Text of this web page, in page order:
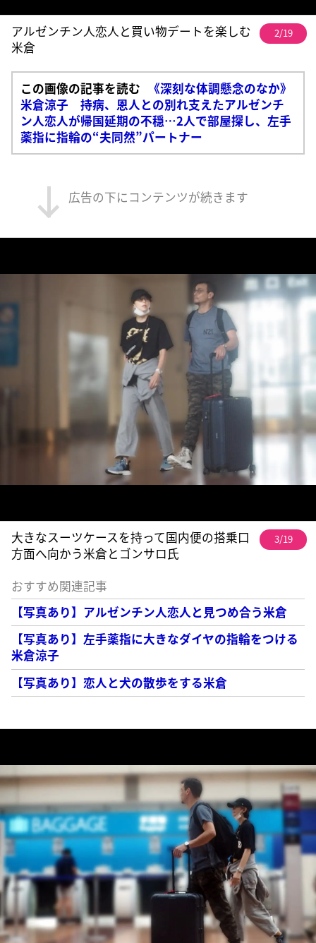
アルゼンチン人恋人と買い物デートを楽しむ
米倉
2/19
この画像の記事を読む
《深刻な体調懸念のなか》
米倉涼子 持病、恩人との別れ支えたアルゼンチ
ン人恋人が帰国延期の不穏…2人で部屋探し、左手
薬指に指輪の“夫同然”パートナー
広告の下にコンテンツが続きます
大きなスーツケースを持って国内便の搭乗口
方面へ向かう米倉とゴンサロ氏
3/19
おすすめ関連記事
【写真あり】アルゼンチン人恋人と見つめ合う米倉
【写真あり】左手薬指に大きなダイヤの指輪をつける
米倉涼子
【写真あり】恋人と犬の散歩をする米倉